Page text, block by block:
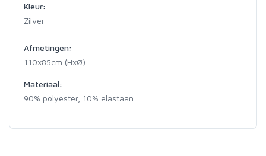
Kleur:
Zilver
Afmetingen:
110x85cm (HxØ)
Materiaal:
90% polyester, 10% elastaan